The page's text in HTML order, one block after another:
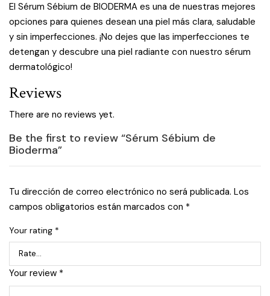
El Sérum Sébium de BIODERMA es una de nuestras mejores
opciones para quienes desean una piel más clara, saludable
y sin imperfecciones. ¡No dejes que las imperfecciones te
detengan y descubre una piel radiante con nuestro sérum
dermatológico!
Reviews
There are no reviews yet.
Be the first to review “Sérum Sébium de
Bioderma”
Tu dirección de correo electrónico no será publicada. Los
campos obligatorios están marcados con *
Your rating *
Your review *